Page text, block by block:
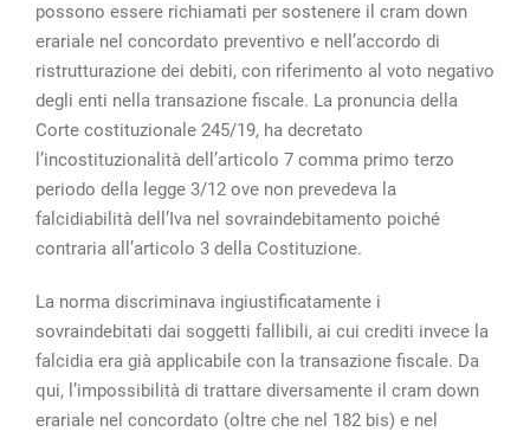
possono essere richiamati per sostenere il cram down
erariale nel concordato preventivo e nell’accordo di
ristrutturazione dei debiti, con riferimento al voto negativo
degli enti nella transazione fiscale. La pronuncia della
Corte costituzionale 245/19, ha decretato
l’incostituzionalità dell’articolo 7 comma primo terzo
periodo della legge 3/12 ove non prevedeva la
falcidiabilità dell’Iva nel sovraindebitamento poiché
contraria all’articolo 3 della Costituzione.
La norma discriminava ingiustificatamente i
sovraindebitati dai soggetti fallibili, ai cui crediti invece la
falcidia era già applicabile con la transazione fiscale. Da
qui, l’impossibilità di trattare diversamente il cram down
erariale nel concordato (oltre che nel 182 bis) e nel